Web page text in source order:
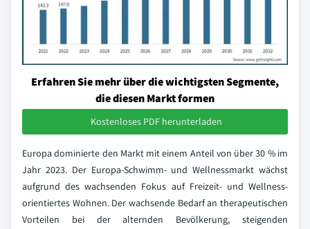
Erfahren Sie mehr über die wichtigsten Segmente,
die diesen Markt formen
Kostenloses PDF herunterladen
Europa dominierte den Markt mit einem Anteil von über 30 % im
Jahr 2023. Der Europa-Schwimm- und Wellnessmarkt wächst
aufgrund des wachsenden Fokus auf Freizeit- und Wellness-
orientiertes Wohnen. Der wachsende Bedarf an therapeutischen
Vorteilen bei der alternden Bevölkerung, steigenden